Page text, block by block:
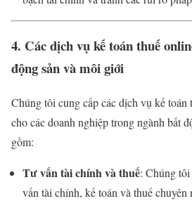
4. Các dịch vụ kế toán thuế
động sản và môi giới
Chúng tôi cung cấp các dịch vụ kế toán
cho các doanh nghiệp trong ngành bất
gồm:
Tư vấn tài chính và thuế: Chúng
vấn tài chính, kế toán và thuế chuyên